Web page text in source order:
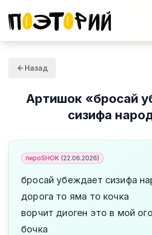
Назад
Артишок«бросай
сизифа
пироSHOK (22.06.2026)
бросай убеждает сизифа
дорога то яма то кочка
ворчит диоген это в мой
бочка